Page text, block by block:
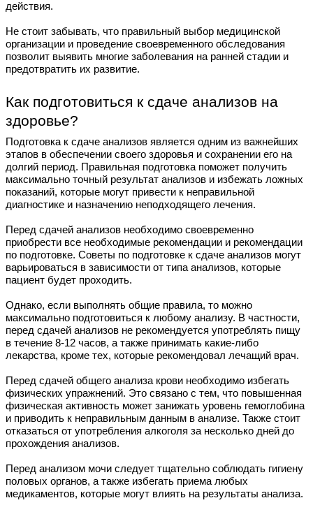
действия.
Не стоит забывать, что правильный выбор медицинской
организации и проведение своевременного обследования
позволит выявить многие заболевания на ранней стадии и
предотвратить их развитие.
Как подготовиться к сдаче анализов на
здоровье?
Подготовка к сдаче анализов является одним из важнейших
этапов в обеспечении своего здоровья и сохранении его на
долгий период. Правильная подготовка поможет получить
максимально точный результат анализов и избежать ложных
показаний, которые могут привести к неправильной
диагностике и назначению неподходящего лечения.
Перед сдачей анализов необходимо своевременно
приобрести все необходимые рекомендации и рекомендации
по подготовке. Советы по подготовке к сдаче анализов могут
варьироваться в зависимости от типа анализов, которые
пациент будет проходить.
Однако, если выполнять общие правила, то можно
максимально подготовиться к любому анализу. В частности,
перед сдачей анализов не рекомендуется употреблять пищу
в течение 8-12 часов, а также принимать какие-либо
лекарства, кроме тех, которые рекомендовал лечащий врач.
Перед сдачей общего анализа крови необходимо избегать
физических упражнений. Это связано с тем, что повышенная
физическая активность может занижать уровень гемоглобина
и приводить к неправильным данным в анализе. Также стоит
отказаться от употребления алкоголя за несколько дней до
прохождения анализов.
Перед анализом мочи следует тщательно соблюдать гигиену
половых органов, а также избегать приема любых
медикаментов, которые могут влиять на результаты анализа.